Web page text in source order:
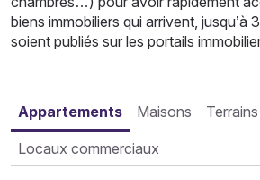
biens immobiliers qui arrivent, jusqu’à
soient publiés sur les portails
Appartements Maisons Terrains
Locaux commerciaux